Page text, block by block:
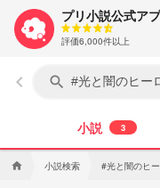
プリ小説公式ア
評価6,000件以上
keyboard_arrow_left search
小説 3
home 小説検索 #光と闇のヒ